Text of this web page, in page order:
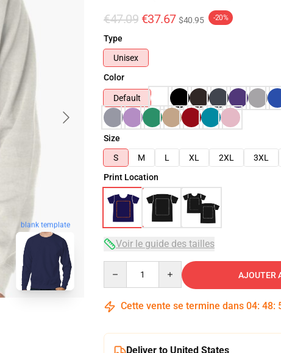
blank template
€47.09 €37.67 $40.95 -20%
Type
Unisex
Color
Default
Size
S
M L XL 2XL 3XL
Print Location
Voir le guide des tailles
AJOUTER
Cette vente se termine dans 04: 48:
Deliver to United States